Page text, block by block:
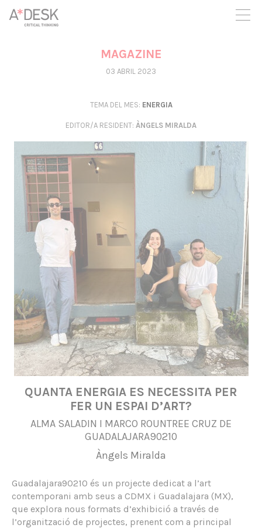
seguim necessitant-te per a poder seguir endavant. Ara pots
participar del projecte i recolzar-lo.
MAGAZINE
03 ABRIL 2023
TEMA DEL MES: ENERGIA
EDITOR/A RESIDENT: ÀNGELS MIRALDA
QUANTA ENERGIA ES NECESSITA PER
FER UN ESPAI D’ART?
ALMA SALADIN I MARCO ROUNTREE CRUZ DE
GUADALAJARA90210
Àngels Miralda
Guadalajara90210 és un projecte dedicat a l’art
contemporani amb seus a CDMX i Guadalajara (MX),
que explora nous formats d’exhibició a través de
l’organització de projectes, prenent com a principal